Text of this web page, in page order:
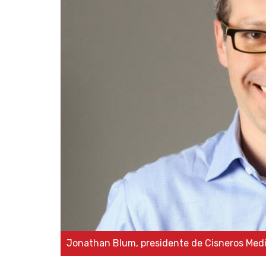
Jonathan Blum, presidente de Cisneros